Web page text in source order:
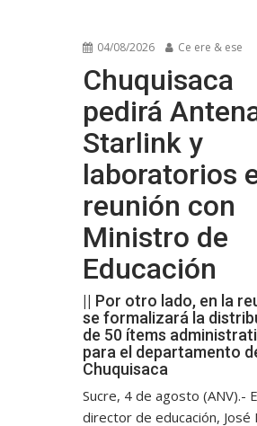
04/08/2026 Ce ere & ese
Chuquisaca
pedirá
Starlink y
laboratorios
reunión con
Ministro de
Educación
|| Por otro lado, en la
se formalizará la
de 50 ítems
para el departamento
Chuquisaca
Sucre, 4 de agosto (ANV).-
director de educación, José